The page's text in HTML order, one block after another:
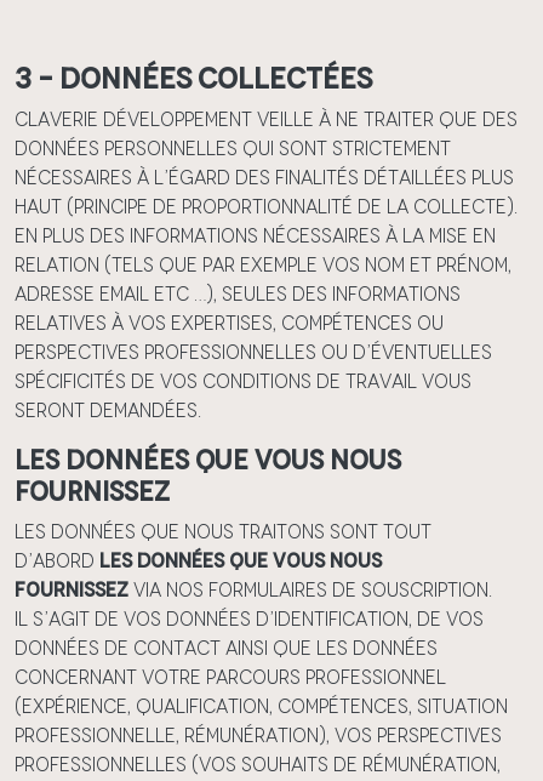
3 – Données collectées
Claverie Développement veille à ne traiter que des
données personnelles qui sont strictement
nécessaires à l’égard des finalités détaillées plus
haut (principe de proportionnalité de la collecte).
En plus des informations nécessaires à la mise en
relation (tels que par exemple vos nom et prénom,
adresse email etc …), seules des informations
relatives à vos expertises, compétences ou
perspectives professionnelles ou d’éventuelles
spécificités de vos conditions de travail vous
seront demandées.
Les données que vous nous
fournissez
Les données que nous traitons sont tout
d’abord les données que vous nous
fournissez via nos formulaires de souscription.
Il s’agit de vos données d’identification, de vos
données de contact ainsi que les données
concernant votre parcours professionnel
(expérience, qualification, compétences, situation
professionnelle, rémunération), vos perspectives
professionnelles (vos souhaits de rémunération,